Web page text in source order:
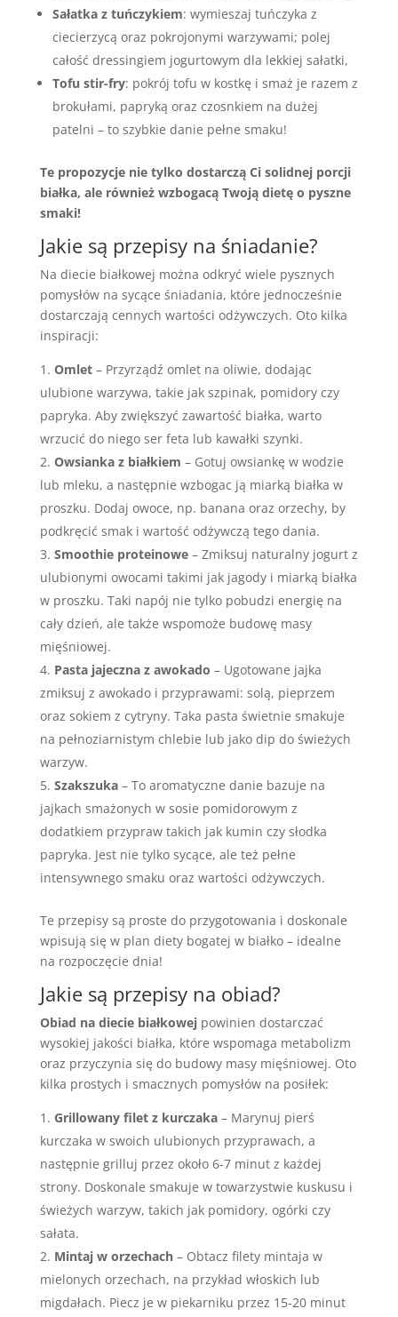
Sałatka z tuńczykiem: wymieszaj tuńczyka z
ciecierzycą oraz pokrojonymi warzywami; polej
całość dressingiem jogurtowym dla lekkiej sałatki,
Tofu stir-fry: pokrój tofu w kostkę i smaż je razem z
brokułami, papryką oraz czosnkiem na dużej
patelni – to szybkie danie pełne smaku!
Te propozycje nie tylko dostarczą Ci solidnej porcji
białka, ale również wzbogacą Twoją dietę o pyszne
smaki!
Jakie są przepisy na śniadanie?
Na diecie białkowej można odkryć wiele pysznych
pomysłów na sycące śniadania, które jednocześnie
dostarczają cennych wartości odżywczych. Oto kilka
inspiracji:
Omlet– Przyrządź omlet na oliwie, dodając
ulubione warzywa, takie jak szpinak, pomidory czy
papryka. Aby zwiększyć zawartość białka, warto
wrzucić do niego ser feta lub kawałki szynki.
Owsianka z białkiem – Gotuj owsiankę w wodzie
lub mleku, a następnie wzbogac ją miarką białka w
proszku. Dodaj owoce, np. banana oraz orzechy, by
podkręcić smak i wartość odżywczą tego dania.
Smoothie proteinowe– Zmiksuj naturalny jogurt z
ulubionymi owocami takimi jak jagody i miarką białka
w proszku. Taki napój nie tylko pobudzi energię na
cały dzień, ale także wspomoże budowę masy
mięśniowej.
Pasta jajeczna z awokado – Ugotowane jajka
zmiksuj z awokado i przyprawami: solą, pieprzem
oraz sokiem z cytryny. Taka pasta świetnie smakuje
na pełnoziarnistym chlebie lub jako dip do świeżych
warzyw.
Szakszuka– To aromatyczne danie bazuje na
jajkach smażonych w sosie pomidorowym z
dodatkiem przypraw takich jak kumin czy słodka
papryka. Jest nie tylko sycące, ale też pełne
intensywnego smaku oraz wartości odżywczych.
Te przepisy są proste do przygotowania i doskonale
wpisują się w plan diety bogatej w białko – idealne
na rozpoczęcie dnia!
Jakie są przepisy na obiad?
Obiad na diecie białkowejpowinien dostarczać
wysokiej jakości białka, które wspomaga metabolizm
oraz przyczynia się do budowy masy mięśniowej. Oto
kilka prostych i smacznych pomysłów na posiłek:
Grillowany filet z kurczaka– Marynuj pierś
kurczaka w swoich ulubionych przyprawach, a
następnie grilluj przez około 6-7 minut z każdej
strony. Doskonale smakuje w towarzystwie kuskusu i
świeżych warzyw, takich jak pomidory, ogórki czy
sałata.
Mintaj w orzechach– Obtacz filety mintaja w
mielonych orzechach, na przykład włoskich lub
migdałach. Piecz je w piekarniku przez 15-20 minut